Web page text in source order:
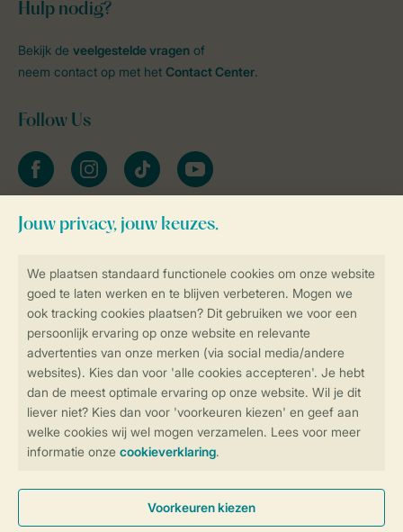
Controle over jouw gegevens &
Instellingen wijzigen
Veilig en snel online boeken
Veilige gegevensoverdracht
Veilige betaling
Hulp nodig?
Bekijk de veelgestelde vragen of
neem contact op met het Contact Center.
Follow Us
facebookinstagramtiktok youtube
Blijf op de hoogte